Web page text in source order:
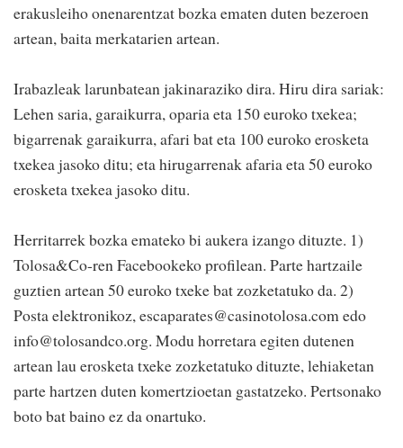
erakusleiho onenarentzat bozka ematen duten bezeroen
artean, baita merkatarien artean.
Irabazleak larunbatean jakinaraziko dira. Hiru dira sariak:
Lehen saria, garaikurra, oparia eta 150 euroko txekea;
bigarrenak garaikurra, afari bat eta 100 euroko erosketa
txekea jasoko ditu; eta hirugarrenak afaria eta 50 euroko
erosketa txekea jasoko ditu.
Herritarrek bozka emateko bi aukera izango dituzte. 1)
Tolosa&Co-ren Facebookeko profilean. Parte hartzaile
guztien artean 50 euroko txeke bat zozketatuko da. 2)
Posta elektronikoz, escaparates@casinotolosa.com edo
info@tolosandco.org. Modu horretara egiten dutenen
artean lau erosketa txeke zozketatuko dituzte, lehiaketan
parte hartzen duten komertzioetan gastatzeko. Pertsonako
boto bat baino ez da onartuko.